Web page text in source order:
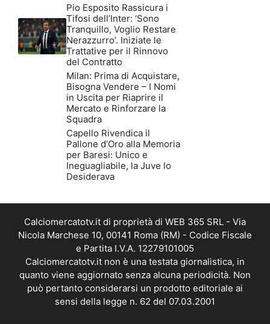
Pio Esposito Rassicura i
Tifosi dell’Inter: ‘Sono
Tranquillo, Voglio Restare
Nerazzurro’. Iniziate le
Trattative per il Rinnovo
del Contratto
Milan: Prima di Acquistare,
Bisogna Vendere – I Nomi
in Uscita per Riaprire il
Mercato e Rinforzare la
Squadra
Capello Rivendica il
Pallone d’Oro alla Memoria
per Baresi: Unico e
Ineguagliabile, la Juve lo
Desiderava
Calciomercatotv.it di proprietà di WEB 365 SRL - Via
Nicola Marchese 10, 00141 Roma (RM) - Codice Fiscale
e Partita I.V.A. 12279101005
Calciomercatotv.it non è una testata giornalistica, in
quanto viene aggiornato senza alcuna periodicità. Non
può pertanto considerarsi un prodotto editoriale ai
sensi della legge n. 62 del 07.03.2001